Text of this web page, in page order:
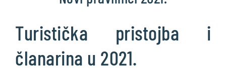
Turistička pristojba i
članarina u 2021.